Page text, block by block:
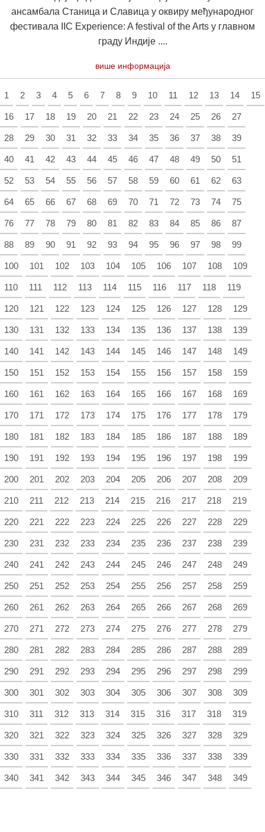
ансамбала Станица и Славица у оквиру међународног
фестивала IIC Experience: A festival of the Arts у главном
граду Индије ....
више информација
1 2 3 4 5 6 7 8 9 10 11 12 13 14 15
16 17 18 19 20 21 22 23 24 25 26 27
28 29 30 31 32 33 34 35 36 37 38 39
40 41 42 43 44 45 46 47 48 49 50 51
52 53 54 55 56 57 58 59 60 61 62 63
64 65 66 67 68 69 70 71 72 73 74 75
76 77 78 79 80 81 82 83 84 85 86 87
88 89 90 91 92 93 94 95 96 97 98 99
100 101 102 103 104 105 106 107 108 109
110 111 112 113 114 115 116 117 118 119
120 121 122 123 124 125 126 127 128 129
130 131 132 133 134 135 136 137 138 139
140 141 142 143 144 145 146 147 148 149
150 151 152 153 154 155 156 157 158 159
160 161 162 163 164 165 166 167 168 169
170 171 172 173 174 175 176 177 178 179
180 181 182 183 184 185 186 187 188 189
190 191 192 193 194 195 196 197 198 199
200 201 202 203 204 205 206 207 208 209
210 211 212 213 214 215 216 217 218 219
220 221 222 223 224 225 226 227 228 229
230 231 232 233 234 235 236 237 238 239
240 241 242 243 244 245 246 247 248 249
250 251 252 253 254 255 256 257 258 259
260 261 262 263 264 265 266 267 268 269
270 271 272 273 274 275 276 277 278 279
280 281 282 283 284 285 286 287 288 289
290 291 292 293 294 295 296 297 298 299
300 301 302 303 304 305 306 307 308 309
310 311 312 313 314 315 316 317 318 319
320 321 322 323 324 325 326 327 328 329
330 331 332 333 334 335 336 337 338 339
340 341 342 343 344 345 346 347 348 349